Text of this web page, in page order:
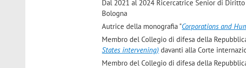
Dal 2021 al 2024 Ricercatrice Senior di
Bologna
Autrice della monografia "Corporations and
Membro del Collegio di difesa della
States intervening) davanti alla Corte
Membro del Collegio di difesa della